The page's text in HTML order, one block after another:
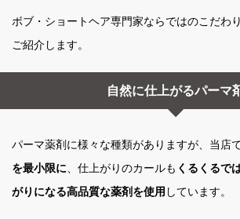
ボブ・ショートヘア専門家ならではのこだわ
ご紹介します。
自然に仕上がるパーマ
パーマ薬剤に様々な種類がありますが、当店
を最小限に 、仕上がりのカールも くるくるで
がりになる高品質な薬剤を使用 しています。